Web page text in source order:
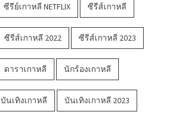
ซีรีย์เกาหลี NETFLIX ซีรีส์เกาหลี
ซีรีส์เกาหลี 2022 ซีรีส์เกาหลี 2023
ดาราเกาหลี นักร้องเกาหลี
บันเทิงเกาหลี บันเทิงเกาหลี 2023